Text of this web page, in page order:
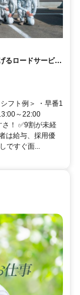
るロードサービス
フト例＞ ・早番1
～22:00
！ ✅9割が未経
は給与、採用優
ですぐ面...